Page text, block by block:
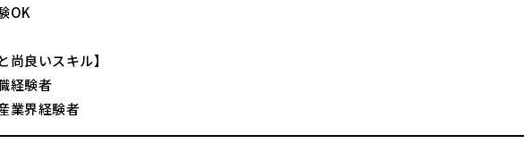
OK
尚良いスキル】
経験者
業界経験者